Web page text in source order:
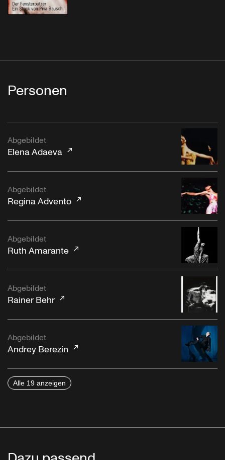
Personen
Abgebildet
Elena Adaeva
Abgebildet
Regina Advento
Abgebildet
Ruth Amarante
Abgebildet
Rainer Behr
Abgebildet
Andrey Berezin
Alle 19 anzeigen